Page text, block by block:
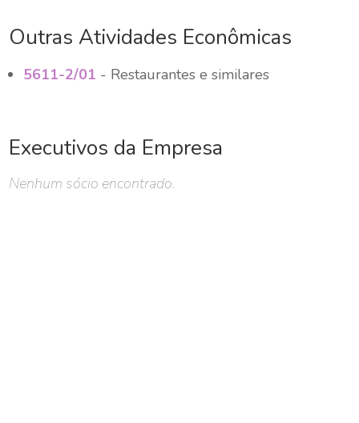
Outras Atividades Econômicas
5611-2/01 - Restaurantes e similares
Executivos da Empresa
Nenhum sócio encontrado.